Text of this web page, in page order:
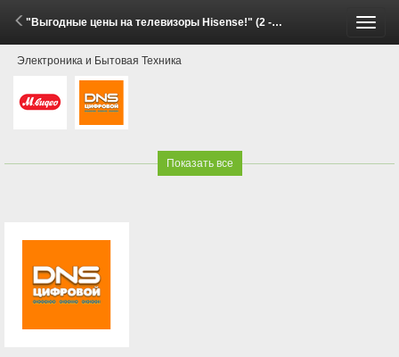
"Выгодные цены на телевизоры Hisense!" (2 - 16 Июня 2026)
Электроника и Бытовая Техника
Показать все